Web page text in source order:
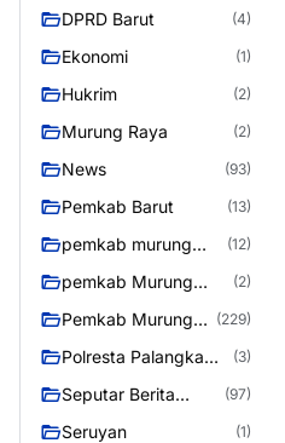
DPRD Barut (4)
Ekonomi (1)
Hukrim (2)
Murung Raya (2)
News (93)
Pemkab Barut (13)
pemkab murung
(12)
pemkab Murung
(2)
Pemkab Murung
(229)
Polresta Palangka
(3)
Seputar Berita
(97)
Seruyan (1)